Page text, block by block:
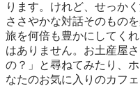
ります。けれど、せっか
ささやかな対話そのもの
旅を何倍も豊かにしてく
はありません。お土産屋
の？」と尋ねてみたり、
なたのお気に入りのカフ